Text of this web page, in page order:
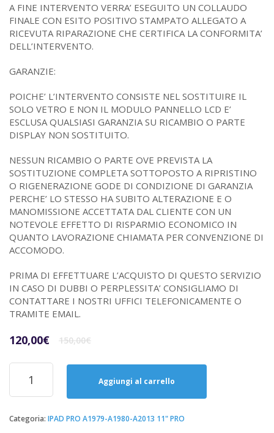
A FINE INTERVENTO VERRA’ ESEGUITO UN COLLAUDO
FINALE CON ESITO POSITIVO STAMPATO ALLEGATO A
RICEVUTA RIPARAZIONE CHE CERTIFICA LA CONFORMITA’
DELL’INTERVENTO.
GARANZIE:
POICHE’ L’INTERVENTO CONSISTE NEL SOSTITUIRE IL
SOLO VETRO E NON IL MODULO PANNELLO LCD E’
ESCLUSA QUALSIASI GARANZIA SU RICAMBIO O PARTE
DISPLAY NON SOSTITUITO.
NESSUN RICAMBIO O PARTE OVE PREVISTA LA
SOSTITUZIONE COMPLETA SOTTOPOSTO A RIPRISTINO
O RIGENERAZIONE GODE DI CONDIZIONE DI GARANZIA
PERCHE’ LO STESSO HA SUBITO ALTERAZIONE E O
MANOMISSIONE ACCETTATA DAL CLIENTE CON UN
NOTEVOLE EFFETTO DI RISPARMIO ECONOMICO IN
QUANTO LAVORAZIONE CHIAMATA PER CONVENZIONE DI
ACCOMODO.
PRIMA DI EFFETTUARE L’ACQUISTO DI QUESTO SERVIZIO
IN CASO DI DUBBI O PERPLESSITA’ CONSIGLIAMO DI
CONTATTARE I NOSTRI UFFICI TELEFONICAMENTE O
TRAMITE EMAIL.
150,00€Il
originale
era:
150,00€.
120,00€
Il
attuale
120,00€.
Riparazione
Sostituzione
Vetro
Screen
Aggiungi al carrello
Categoria: IPAD PRO A1979-A1980-A2013 11" PRO